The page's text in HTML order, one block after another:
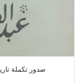
صدور تكملة